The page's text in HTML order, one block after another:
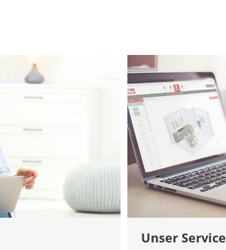
Unser Service